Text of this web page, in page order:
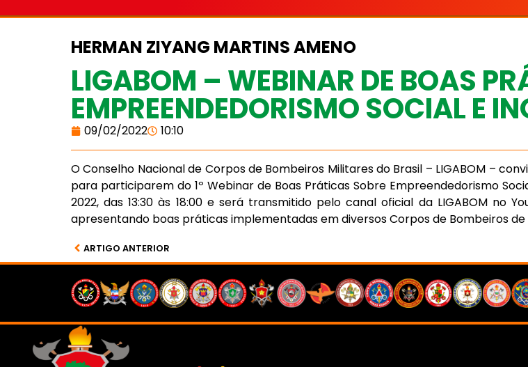
HERMAN ZIYANG MARTINS AMENO
LIGABOM – WEBINAR DE BOAS
EMPREENDEDORISMO SOCIAL E
09/02/2022 10:10
O Conselho Nacional de Corpos de Bombeiros Militares do Brasil – LIGABOM –
para participarem do 1º Webinar de Boas Práticas Sobre Empreendedorismo
2022, das 13:30 às 18:00 e será transmitido pelo canal oficial da LIGABOM no
apresentando boas práticas implementadas em diversos Corpos de Bombeiros de
ARTIGO ANTERIOR